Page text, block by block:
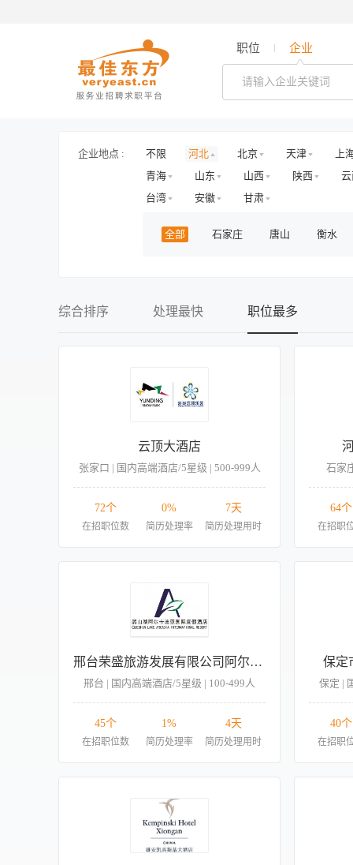
职位 企业
企业地点 : 不限 河北 北京 天津
上
青海
山东 山西 陕西
台湾
安徽 甘肃
全部 石家庄 唐山 衡水
综合排序 处理最快 职位最多
云顶大酒店
张家口 | 国内高端酒店/5星级 | 500-999人
72个
在招职位数
0%
简历处理率
7天
简历处理用时
石家
64个
在招职
邢台荣盛旅游发展有限公司阿尔卡迪亚国际度假酒店
邢台 | 国内高端酒店/5星级 | 100-499人
45个
在招职位数
1%
简历处理率
4天
简历处理用时
保定
保定 |
40个
在招职